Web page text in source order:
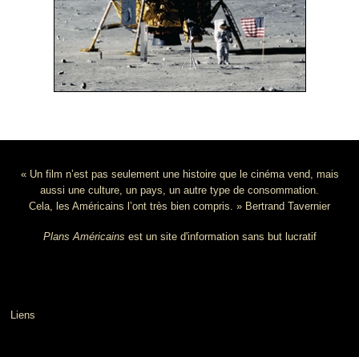
« Un film n’est pas seulement une histoire que le cinéma vend, mais
aussi une culture, un pays, un autre type de consommation.
Cela, les Américains l’ont très bien compris. » Bertrand Tavernier
Plans Américains est un site d'information sans but lucratif
Liens